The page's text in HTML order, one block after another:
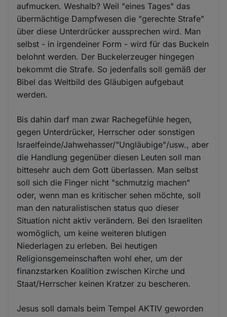
aufmucken. Weshalb? Weil "eines Tages" das
übermächtige Dampfwesen die "gerechte Strafe"
über diese Unterdrücker aussprechen wird. Man
selbst - in irgendeiner Form - wird für das Buckeln
belohnt werden. Der Buckelerzeuger hingegen
bekommt die Strafe. So jedenfalls soll gemäß der
Bibel das Weltbild des Gläubigen aufgebaut
werden.
Bis dahin darf man zwar Rachegefühle hegen,
gegen Unterdrücker, Herrscher oder sonstigen
Israelfeinde/Jahwehasser/"Ungläubige"/usw., aber
die Handlung gegenüber diesen Leuten soll man
bittesehr auch dem Gott überlassen. Man selbst
soll sich die Finger nicht "schmutzig machen"
oder, wenn man es kritischer sehen möchte, soll
man den naturalistischen status quo dieser
Situation nicht aktiv verändern. Bei den Israeliten
womöglich, um keine weiteren blutigen
Niederlagen zu erleben. Bei heutigen
Religionsgemeinschaften wohl eher, um der
finanzstarken Koalition zwischen Kirche und
Staat/Herrscher keinen Kratzer zu bescheren.
Jesus soll damals beim Tempel AKTIV geworden